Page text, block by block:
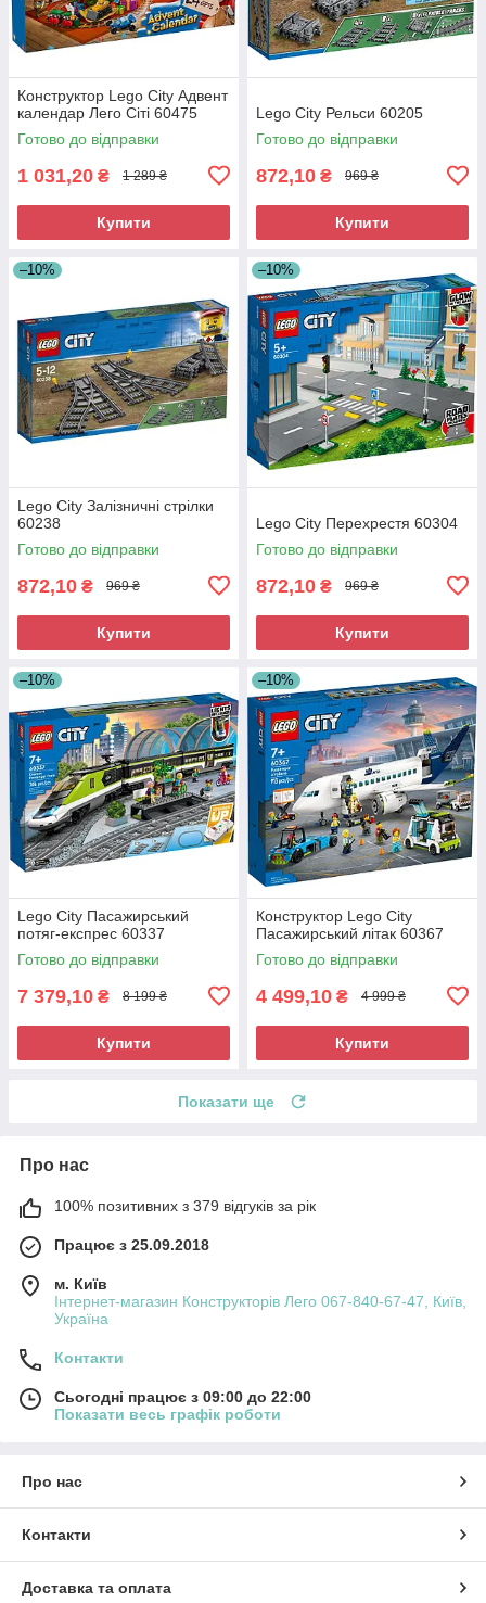
Конструктор Lego City Адвент
календар Лего Сіті 60475
Готово до відправки
1 031,20 ₴ 1 289 ₴
Купити
Lego City Рельси 60205
Готово до відправки
872,10 ₴ 969 ₴
Купити
–10%
Lego City Залізничні стрілки
60238
Готово до відправки
872,10 ₴ 969 ₴
Купити
–10%
Lego City Перехрестя 60304
Готово до відправки
872,10 ₴ 969 ₴
Купити
–10%
Lego City Пасажирський
потяг-експрес 60337
Готово до відправки
7 379,10 ₴ 8 199 ₴
Купити
–10%
Конструктор Lego City
Пасажирський літак 60367
Готово до відправки
4 499,10 ₴ 4 999 ₴
Купити
Показати ще
Про нас
100% позитивних з 379 відгуків за рік
Працює з 25.09.2018
м. Київ
Інтернет-магазин Конструкторів Лего 067-840-67-47, Київ,
Україна
Контакти
Сьогодні працює з 09:00 до 22:00
Показати весь графік роботи
Про нас
Контакти
Доставка та оплата